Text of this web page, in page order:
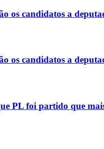
os candidatos a
os candidatos a
PL foi partido que